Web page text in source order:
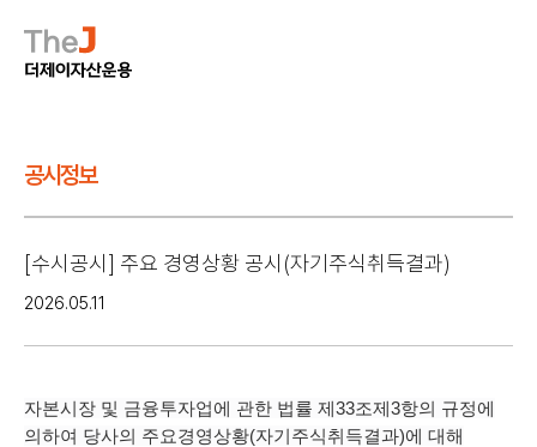
공시정보
[수시공시] 주요 경영상황 공시(자기주식취득결과)
2026.05.11
자본시장 및 금융투자업에 관한 법률 제33조제3항의 규정에
의하여 당사의 주요경영상황(자기주식취득결과)에 대해